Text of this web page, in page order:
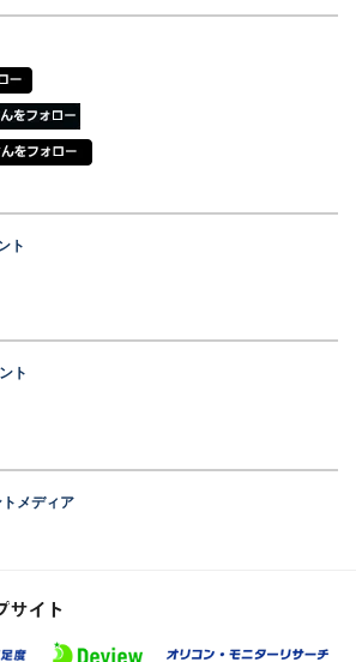
ト
ト
メディア